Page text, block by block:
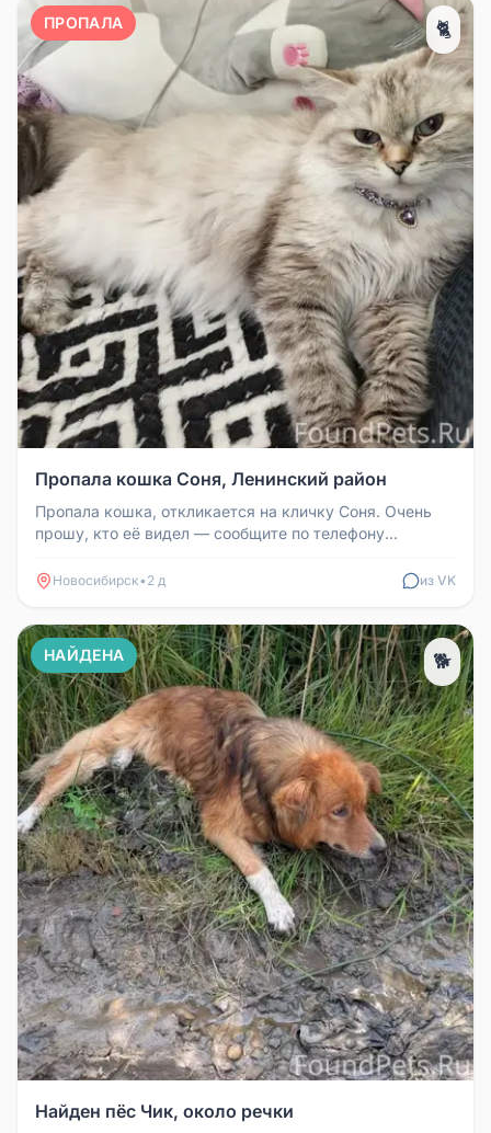
ПРОПАЛА 🐈
Пропала кошка Соня, Ленинский район
Пропала кошка, откликается на кличку Соня. Очень
прошу, кто её видел — сообщите по телефону
Новосибирск• 2 д из VK
НАЙДЕНА 🐕
Найден пёс Чик, около речки